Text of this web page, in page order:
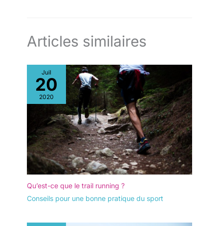
Articles similaires
Juil
20
2020
Qu’est-ce que le trail running ?
Conseils pour une bonne pratique du sport